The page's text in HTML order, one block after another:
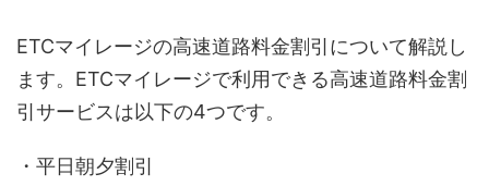
ETCマイレージの高速道路料金割引について解説し
ます。ETCマイレージで利用できる高速道路料金割
引サービスは以下の4つです。
・平日朝夕割引